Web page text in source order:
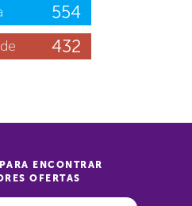
554
432
ENCONTRAR
OFERTAS